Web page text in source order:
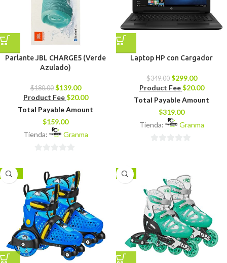
Parlante JBL CHARGE5 (Verde
Azulado)
$180.00 $139.00
Product Fee $20.00
Total Payable Amount
$159.00
Tienda:
Granma
Laptop HP con Cargador
$349.00 $299.00
Product Fee $20.00
Total Payable Amount
$319.00
Tienda:
Granma
-14% -7%